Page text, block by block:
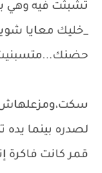
تشبثت فيه وهي
_خليك معايا
سكت،ومزعلهاش
لصدره بينما
قمر كانت فاكرة